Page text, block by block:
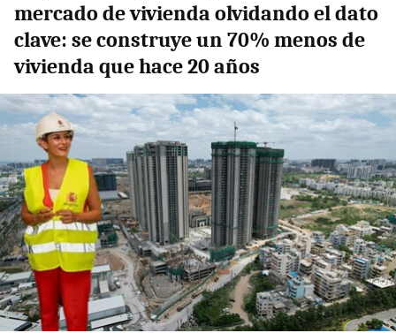
mercado de vivienda olvidando el dato
clave: se construye un 70% menos de
vivienda que hace 20 años